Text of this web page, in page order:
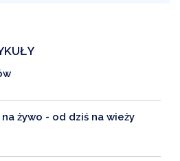
żywo - od dziś na wieży